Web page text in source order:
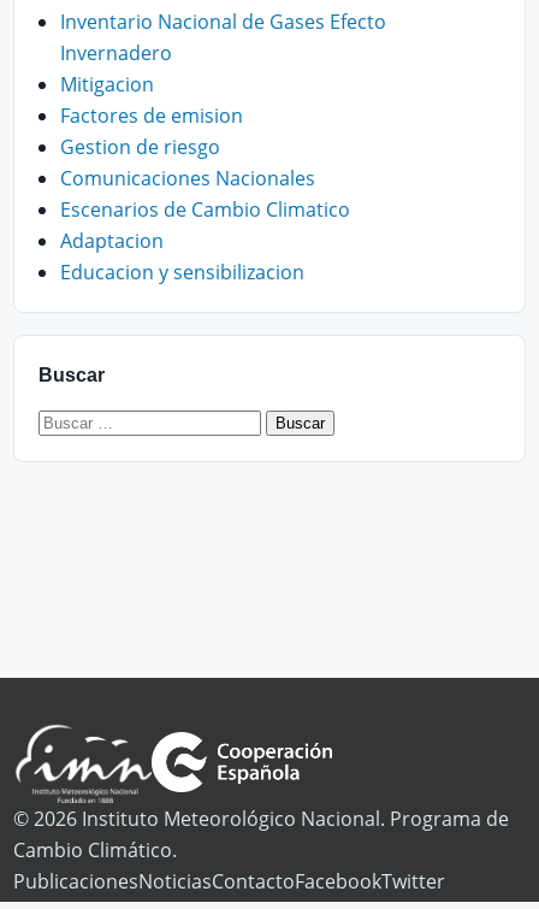
Inventario Nacional de Gases Efecto
Invernadero
Mitigacion
Factores de emision
Gestion de riesgo
Comunicaciones Nacionales
Escenarios de Cambio Climatico
Adaptacion
Educacion y sensibilizacion
Buscar
Buscar:
© 2026 Instituto Meteorológico Nacional. Programa de
Cambio Climático.
PublicacionesNoticiasContactoFacebookTwitter